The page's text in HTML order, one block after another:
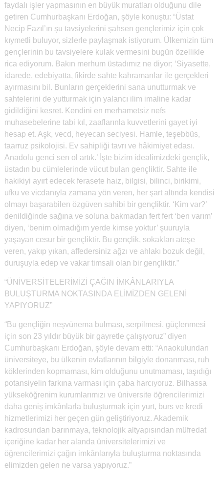
faydalı işler yapmasının en büyük muratları olduğunu dile
getiren Cumhurbaşkanı Erdoğan, şöyle konuştu: “Üstat
Necip Fazıl’ın şu tavsiyelerini şahsen gençlerimiz için çok
kıymetli buluyor, sizlerle paylaşmak istiyorum. Ülkemizin tüm
gençlerinin bu tavsiyelere kulak vermesini bugün özellikle
rica ediyorum. Bakın merhum üstadımız ne diyor; ‘Siyasette,
idarede, edebiyatta, fikirde sahte kahramanlar ile gerçekleri
ayırmasını bil. Bunların gerçeklerini sana unutturmak ve
sahtelerini de yutturmak için yalancı ilim imaline kadar
gidildiğini kesret. Kendini en merhametsiz nefs
muhasebelerine tabi kıl, zaaflarınla kuvvetlerini gayet iyi
hesap et. Aşk, vecd, heyecan seciyesi. Hamle, teşebbüs,
taarruz psikolojisi. Ev sahipliği tavrı ve hâkimiyet edası.
Anadolu genci sen ol artık.’ İşte bizim idealimizdeki gençlik,
üstadın bu cümlelerinde vücut bulan gençliktir. Sahte ile
hakikiyi ayırt edecek ferasete haiz, bilgisi, bilinci, birikimi,
ufku ve vicdanıyla zamana yön veren, her şart altında kendisi
olmayı başarabilen özgüven sahibi bir gençliktir. ‘Kim var?’
denildiğinde sağına ve soluna bakmadan fert fert ‘ben varım’
diyen, ‘benim olmadığım yerde kimse yoktur’ şuuruyla
yaşayan cesur bir gençliktir. Bu gençlik, sokakları ateşe
veren, yakıp yıkan, affedersiniz ağzı ve ahlakı bozuk değil,
duruşuyla edep ve vakar timsali olan bir gençliktir.”
“ÜNİVERSİTELERİMİZİ ÇAĞIN İMKÂNLARIYLA
BULUŞTURMA NOKTASINDA ELİMİZDEN GELENİ
YAPIYORUZ”
“Bu gençliğin neşvünema bulması, serpilmesi, güçlenmesi
için son 23 yıldır büyük bir gayretle çalışıyoruz” diyen
Cumhurbaşkanı Erdoğan, şöyle devam etti: “Anaokulundan
üniversiteye, bu ülkenin evlatlarının bilgiyle donanması, ruh
köklerinden kopmaması, kim olduğunu unutmaması, taşıdığı
potansiyelin farkına varması için çaba harcıyoruz. Bilhassa
yükseköğrenim kurumlarımızı ve üniversite öğrencilerimizi
daha geniş imkânlarla buluşturmak için yurt, burs ve kredi
hizmetlerimizi her geçen gün geliştiriyoruz. Akademik
kadrosundan barınmaya, teknolojik altyapısından müfredat
içeriğine kadar her alanda üniversitelerimizi ve
öğrencilerimizi çağın imkânlarıyla buluşturma noktasında
elimizden gelen ne varsa yapıyoruz.”